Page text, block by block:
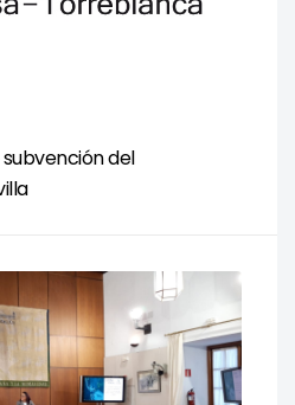
subvención del